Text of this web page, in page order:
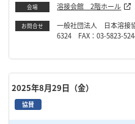
会場 溶接会館 2階ホール
お問合せ
一般社団法人 日本溶
6324 FAX：03-5823-
2025年8月29日（金）
協賛